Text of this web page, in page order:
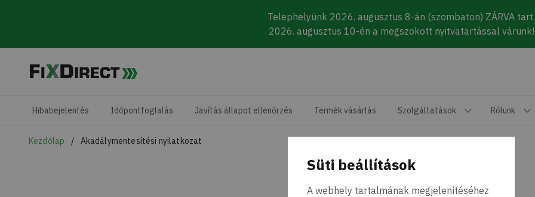
Süti beállítások
A webhely tartalmának megjelenítéséhez
Telephelyünk 2026. augusztus 8-án (szombaton) ZÁRVA tart.
2026. augusztus 10-én a megszokott nyitvatartással várunk!
Skip to main content
Hibabejelentés Időpontfoglalás Javítás állapot ellenőrzés Termék vásárlás Szolgáltatások Rólunk
Kezdőlap Akadálymentesítési nyilatkozat